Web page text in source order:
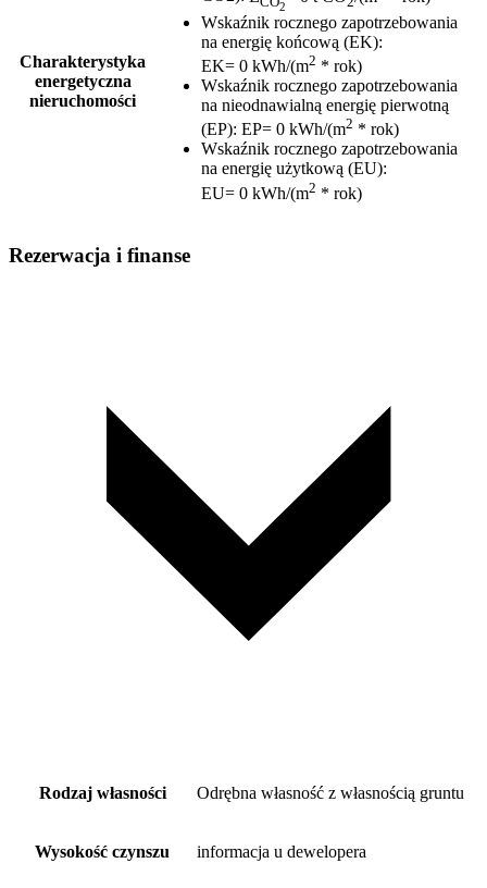
Charakterystyka
energetyczna
nieruchomości
2
Wskaźnik rocznego zapotrzebowania
na energię końcową (EK):
EK= 0 kWh/(m2 * rok)
Wskaźnik rocznego zapotrzebowania
na nieodnawialną energię pierwotną
(EP): EP= 0 kWh/(m2 * rok)
Wskaźnik rocznego zapotrzebowania
na energię użytkową (EU):
EU= 0 kWh/(m2 * rok)
Rezerwacja i finanse
Rodzaj własności Odrębna własność z własnością gruntu
Wysokość czynszu informacja u dewelopera